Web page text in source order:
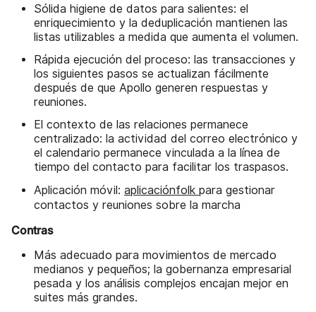
Sólida higiene de datos para salientes: el
enriquecimiento y la deduplicación mantienen las
listas utilizables a medida que aumenta el volumen.
Rápida ejecución del proceso: las transacciones y
los siguientes pasos se actualizan fácilmente
después de que Apollo generen respuestas y
reuniones.
El contexto de las relaciones permanece
centralizado: la actividad del correo electrónico y
el calendario permanece vinculada a la línea de
tiempo del contacto para facilitar los traspasos.
Aplicación móvil: aplicaciónfolk para gestionar
contactos y reuniones sobre la marcha
Contras
Más adecuado para movimientos de mercado
medianos y pequeños; la gobernanza empresarial
pesada y los análisis complejos encajan mejor en
suites más grandes.